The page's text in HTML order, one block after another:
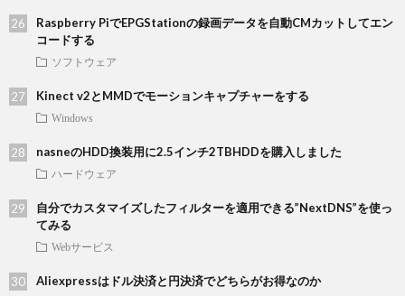
Raspberry PiでEPGStationの録画データを自動CMカットしてエン
コードする
ソフトウェア
Kinect v2とMMDでモーションキャプチャーをする
Windows
nasneのHDD換装用に2.5インチ2TBHDDを購入しました
ハードウェア
自分でカスタマイズしたフィルターを適用できる”NextDNS”を使っ
てみる
Webサービス
Aliexpressはドル決済と円決済でどちらがお得なのか